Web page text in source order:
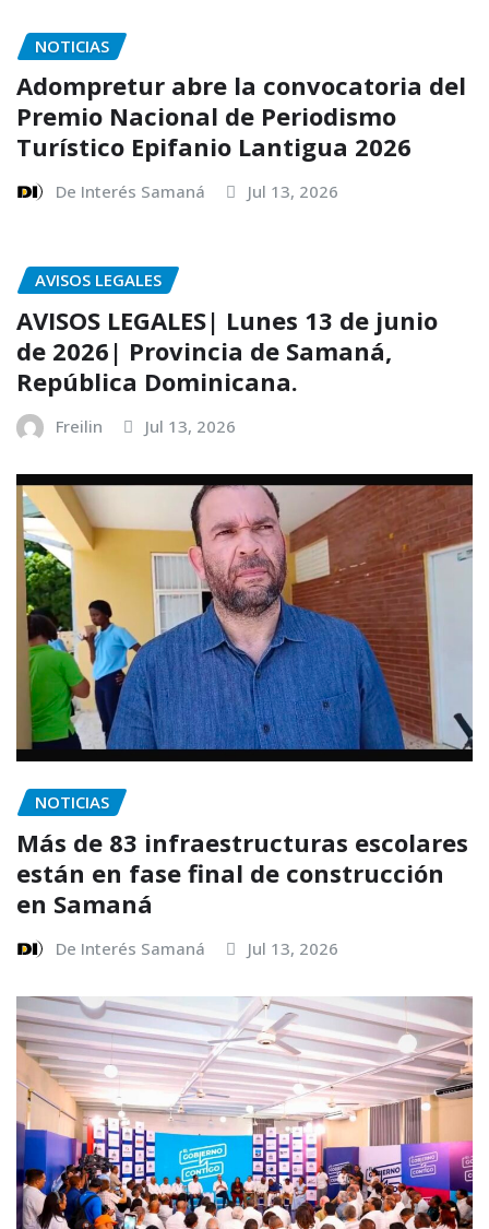
NOTICIAS
Adompretur abre la convocatoria del
Premio Nacional de Periodismo
Turístico Epifanio Lantigua 2026
De Interés Samaná Jul 13, 2026
AVISOS LEGALES
AVISOS LEGALES| Lunes 13 de junio
de 2026| Provincia de Samaná,
República Dominicana.
Freilin Jul 13, 2026
NOTICIAS
Más de 83 infraestructuras escolares
están en fase final de construcción
en Samaná
De Interés Samaná Jul 13, 2026